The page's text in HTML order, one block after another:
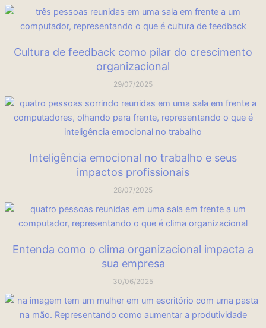
Cultura de feedback como pilar do crescimento
organizacional
29/07/2025
Inteligência emocional no trabalho e seus
impactos profissionais
28/07/2025
Entenda como o clima organizacional impacta a
sua empresa
30/06/2025